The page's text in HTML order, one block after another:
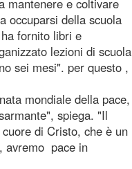
mantenere e coltivare
occuparsi della scuola
fornito libri e
lezioni di scuola
sei mesi". per questo ,
mondiale della pace,
spiega. "Il
di Cristo, che è un
avremo pace in